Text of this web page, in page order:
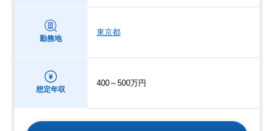
勤務地
東京都
想定年収
400～500万円